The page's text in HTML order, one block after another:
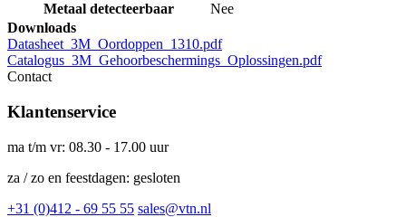
Metaal detecteerbaar
Nee
Downloads
Datasheet_3M_Oordoppen_1310.pdf
Catalogus_3M_Gehoorbeschermings_Oplossingen.pdf
Contact
Klantenservice
ma t/m vr: 08.30 - 17.00 uur
za / zo en feestdagen: gesloten
+31 (0)412 - 69 55 55 sales@vtn.nl